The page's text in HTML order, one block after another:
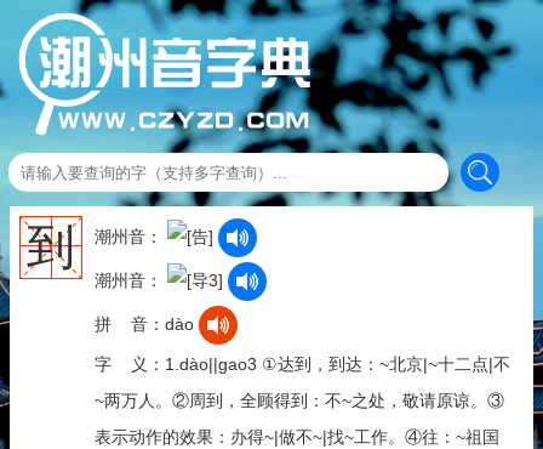
到 潮州音：
潮州音：
拼 音：dào
字 义：1.dào||gao3 ①达到，到达：~北京|~十二点|不
~两万人。②周到，全顾得到：不~之处，敬请原谅。③
表示动作的效果：办得~|做不~|找~工作。④往：~祖国